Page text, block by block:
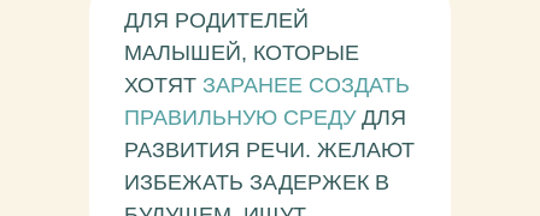
ДЛЯ РОДИТЕЛЕЙ
МАЛЫШЕЙ, КОТОРЫЕ
ХОТЯТ ЗАРАНЕЕ СОЗДАТЬ
ПРАВИЛЬНУЮ СРЕДУДЛЯ
РАЗВИТИЯ РЕЧИ. ЖЕЛАЮТ
ИЗБЕЖАТЬ ЗАДЕРЖЕК В